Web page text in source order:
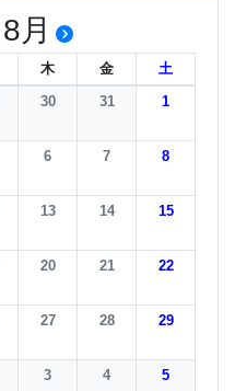
8月
木 金
土
30 31 1
6 7 8
13 14 15
20 21 22
27 28 29
3 4 5